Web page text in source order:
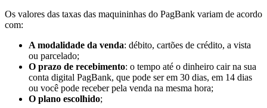
Os valores das taxas das maquininhas do PagBank variam de acordo
com:
A modalidade da venda: débito, cartões de crédito, a vista
ou parcelado;
O prazo de recebimento: o tempo até o dinheiro cair na sua
conta digital PagBank, que pode ser em 30 dias, em 14 dias
ou você pode receber pela venda na mesma hora;
O plano escolhido;